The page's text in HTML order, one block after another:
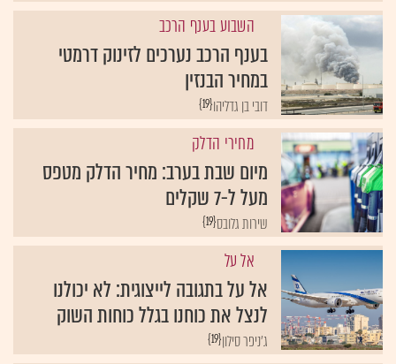
השבוע בענף הרכב
בענף הרכב נערכים לזינוק דרמטי
במחיר הבנזין
{19}דובי בן גדליהו
מחירי הדלק
מיום שבת בערב: מחיר הדלק מטפס
מעל ל-7 שקלים
{19}שירות גלובס
אל על
אל על בתגובה לייצוגית: לא יכולנו
לנצל את כוחנו בגלל כוחות השוק
{19}ג'ניפר סילון